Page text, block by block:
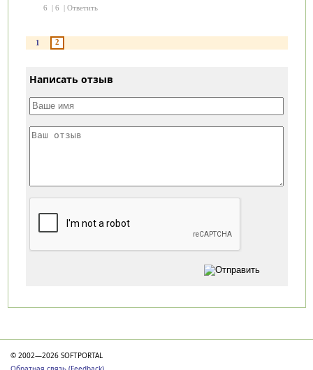
6
| 6 | Ответить
1 2
Написать отзыв
© 2002—2026 SOFTPORTAL